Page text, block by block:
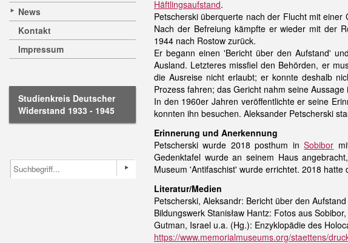
News
Kontakt
Impressum
Studienkreis Deutscher
Widerstand 1933 - 1945
Häftlingsaufstand.
Petscherski überquerte nach der Flucht mit
Nach der Befreiung kämpfte er wieder mit der
1944 nach Rostow zurück.
Er begann einen 'Bericht über den Aufstand'
Ausland. Letzteres missfiel den Behörden, er
die Ausreise nicht erlaubt; er konnte deshalb
Prozess fahren; das Gericht nahm seine Aussage
In den 1960er Jahren veröffentlichte er seine
konnten ihn besuchen. Aleksander Petscherski
Erinnerung und Anerkennung
Petscherski wurde 2018 posthum inSobibor
Gedenktafel wurde an seinem Haus
Museum 'Antifaschist' wurde errichtet. 2018
Literatur/Medien
Petscherski, Aleksandr: Bericht über den
Bildungswerk Stanisław Hantz: Fotos aus
Gutman, Israel u.a. (Hg.): Enzyklopädie des
https://www.memorialmuseums.org/staettens/